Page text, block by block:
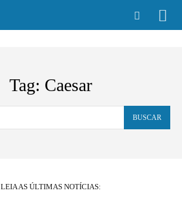
Tag: Caesar
BUSCAR
LEIA AS ÚLTIMAS NOTÍCIAS: